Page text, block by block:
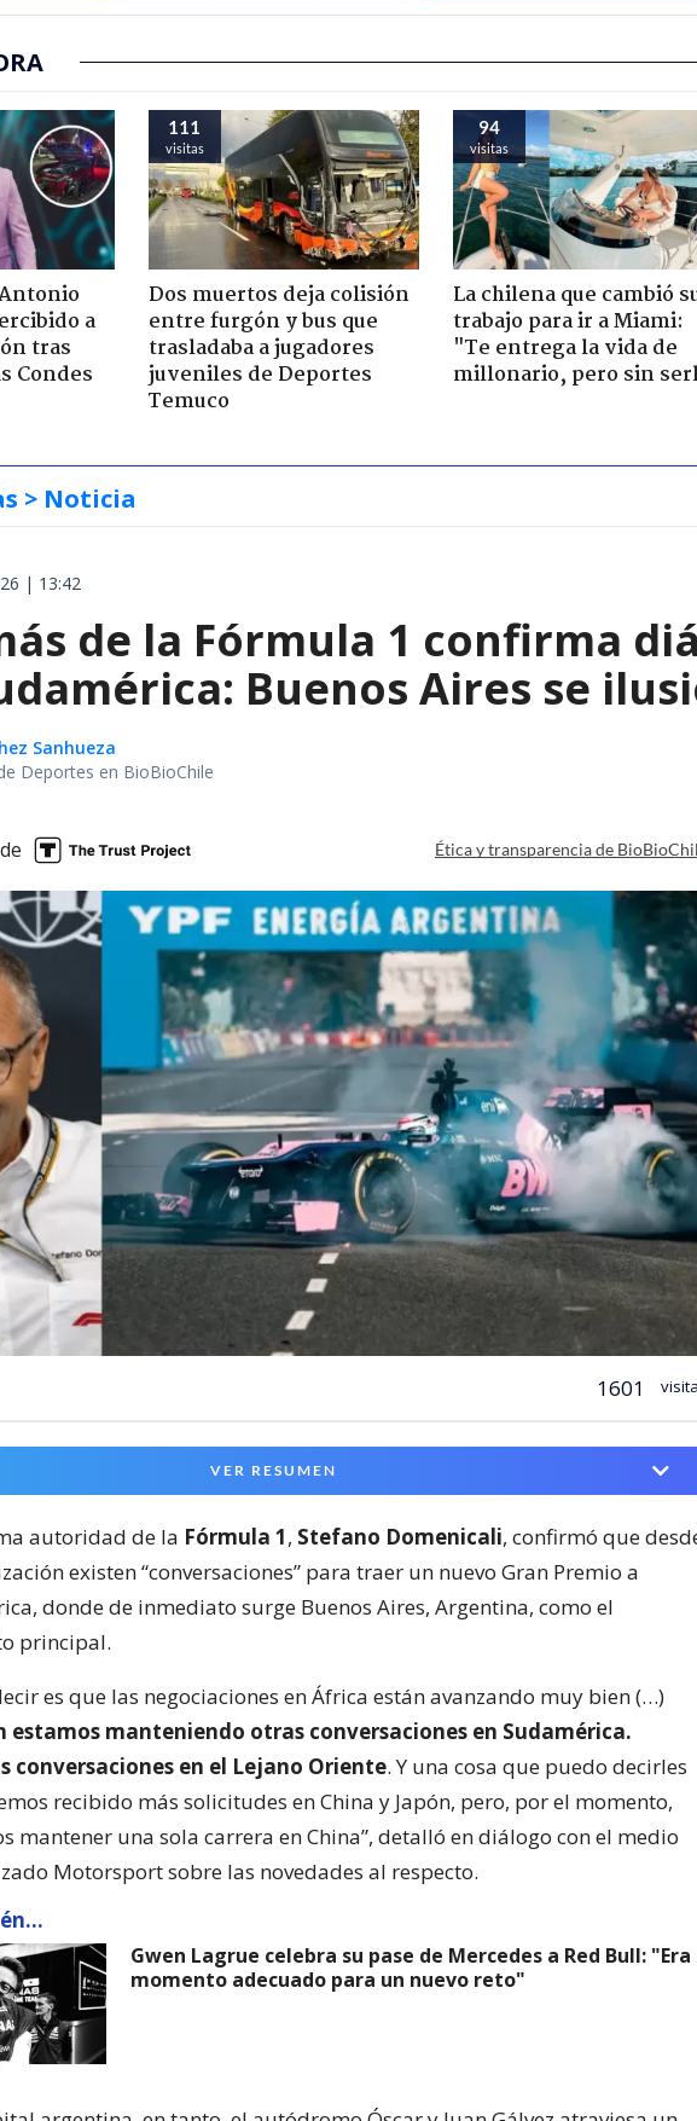
a
tras
Condes
111
visitas
Dos muertos deja colisión
entre furgón y bus que
trasladaba a jugadores
juveniles de Deportes
Temuco
94
visitas
La chilena que cambió
trabajo para ir a Miami:
"Te entrega la vida de
millonario, pero sin
> Noticia
| 13:42
de la Fórmula 1 confirma
Buenos Aires se
Sanhueza
Deportes en BioBioChile
Ética y transparencia de
1601
VER RESUMEN
autoridad de la Fórmula 1, Stefano Domenicali, confirmó que
existen “conversaciones” para traer un nuevo Gran Premio a
donde de inmediato surge Buenos Aires, Argentina, como el
principal.
es que las negociaciones en África están avanzando muy bien (…)
estamos manteniendo otras conversaciones en Sudamérica.
conversaciones en el Lejano Oriente. Y una cosa que puedo decirles
recibido más solicitudes en China y Japón, pero, por el momento,
mantener una sola carrera en China”, detalló en diálogo con el medio
Motorsport sobre las novedades al respecto.
Gwen Lagrue celebra su pase de Mercedes a Red Bull: "Era
momento adecuado para un nuevo reto"